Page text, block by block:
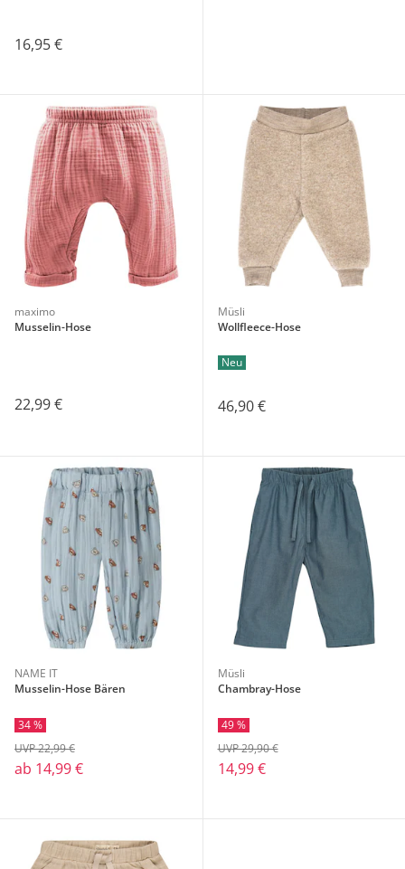
16,95 €
maximo
Musselin-Hose
22,99 €
Müsli
Wollfleece-Hose
Neu
46,90 €
NAME IT
Musselin-Hose Bären
34 %
ab 14,99 €
UVP 22,99 €
Müsli
Chambray-Hose
49 %
14,99 €
UVP 29,90 €